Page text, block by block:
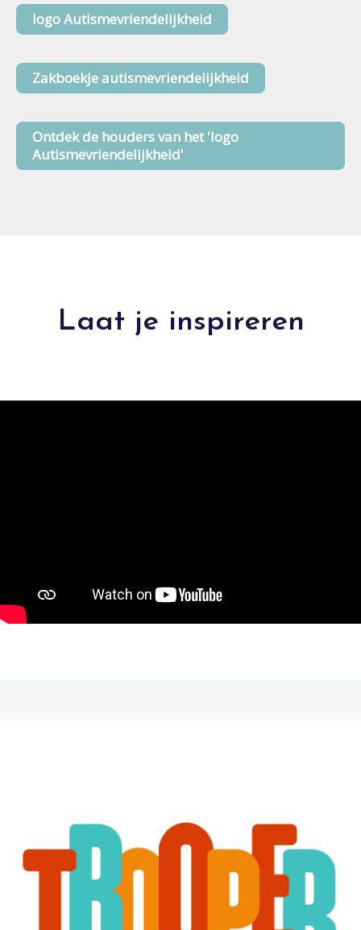
logo Autismevriendelijkheid
Zakboekje autismevriendelijkheid
Ontdek de houders van het 'logo
Autismevriendelijkheid'
Laat je inspireren